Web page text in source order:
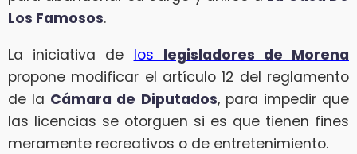
Los Famosos.
La iniciativa de los legisladores de Morena
propone modificar el artículo 12 del reglamento
de la Cámara de Diputados, para impedir que
las licencias se otorguen si es que tienen fines
meramente recreativos o de entretenimiento.